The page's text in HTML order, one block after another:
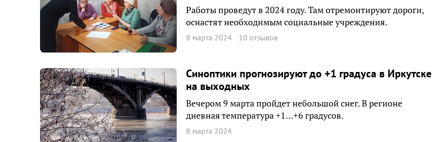
Работы проведут в 2024 году. Там отремонтируют дороги,
оснастят необходимым социальные учреждения.
8 марта 2024 10 отзывов
Синоптики прогнозируют до +1 градуса в Иркутске
на выходных
Вечером 9 марта пройдет небольшой снег. В регионе
дневная температура +1…+6 градусов.
8 марта 2024